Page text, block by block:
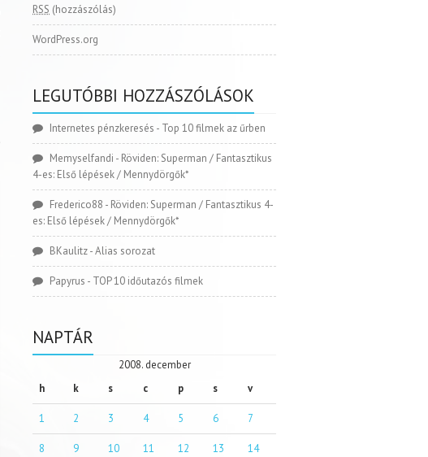
RSS (hozzászólás)
WordPress.org
LEGUTÓBBI HOZZÁSZÓLÁSOK
Internetes pénzkeresés - Top 10 filmek az űrben
Memyselfandi - Röviden: Superman / Fantasztikus
4-es: Első lépések / Mennydörgők*
Frederico88 - Röviden: Superman / Fantasztikus 4-
es: Első lépések / Mennydörgők*
BKaulitz-Alias sorozat
Papyrus - TOP 10 időutazós filmek
NAPTÁR
2008. december
h
k s c p s v
1 2 3 4 5 6 7
8 9 10 11 12 13 14